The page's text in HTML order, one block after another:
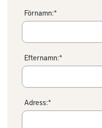
Förnamn:*
Efternamn:*
Adress:*